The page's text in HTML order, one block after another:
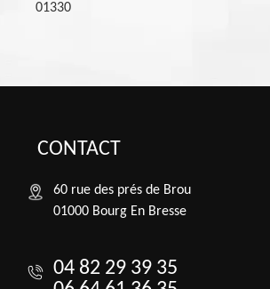
01330
CONTACT
60 rue des prés de Brou
01000 Bourg En Bresse
04 82 29 39 35